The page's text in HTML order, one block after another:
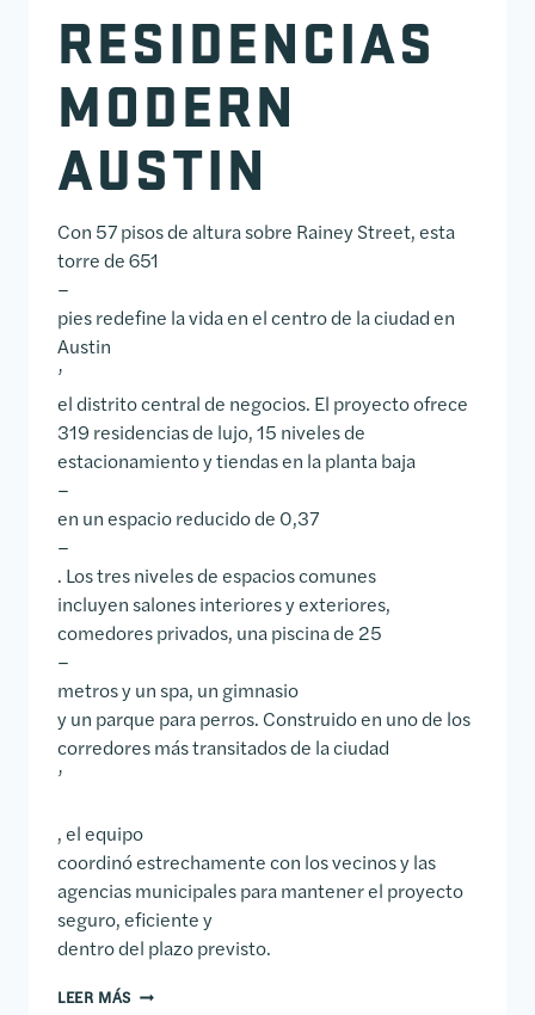
RESIDENCIAS
MODERN
AUSTIN
Con 57 pisos de altura sobre Rainey Street, esta
torre de 651
–
pies redefine la vida en el centro de la ciudad en
Austin
’
el distrito central de negocios. El proyecto ofrece
319 residencias de lujo, 15 niveles de
estacionamiento y tiendas en la planta baja
–
en un espacio reducido de 0,37
–
. Los tres niveles de espacios comunes
incluyen salones interiores y exteriores,
comedores privados, una piscina de 25
–
metros y un spa, un gimnasio
y un parque para perros. Construido en uno de los
corredores más transitados de la ciudad
’
, el equipo
coordinó estrechamente con los vecinos y las
agencias municipales para mantener el proyecto
seguro, eficiente y
dentro del plazo previsto.
LEER MÁS RESIDENCIAS MODERN AUSTIN